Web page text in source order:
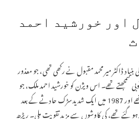
اور خورشید احمد
ڈاکٹر میر محمد مقبول نے رکھی تھی، جو معذور
سمجھتے تھے۔ اس ویژن کو خورشید احمد ملک، جو
ایک سابق آئی اے ایس افسر تھے اور 1987 میں ایک شدید سڑک حادثے کے بعد
گئے تھے، کی کاوشوں سے مزید تقویت ملی۔ ریڑھ